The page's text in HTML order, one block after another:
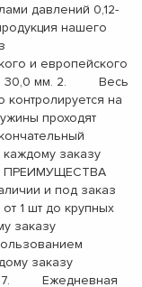
давлений 0,12-
нашего
и европейского
до 30,0 мм. 2. Весь
контролируется на
проходят
заказу
ПРЕИМУЩЕСТВА
и под заказ
шт до крупных
заказу
заказу
7. Ежедневная